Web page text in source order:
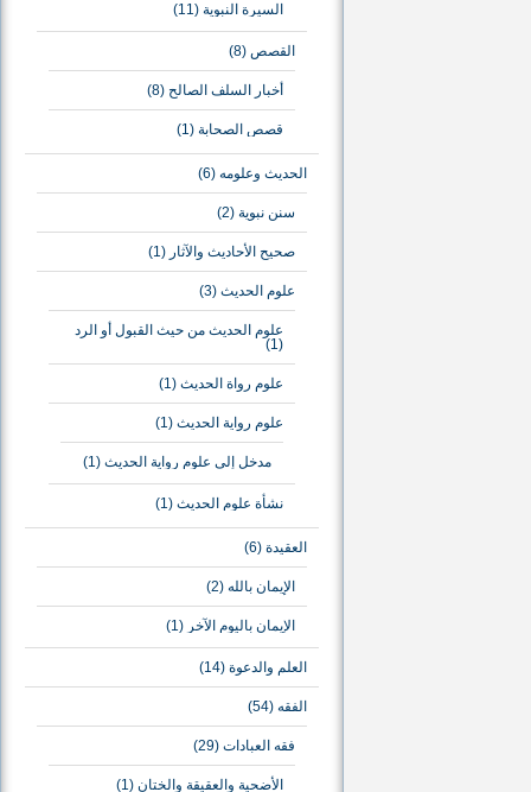
السيرة النبوية(11)
القصص(8)
أخبار السلف الصالح(8)
قصص الصحابة(1)
الحديث وعلومه(6)
سنن نبوية(2)
صحيح الأحاديث والآثار (1)
علوم الحديث(3)
علوم الحديث من حيث القبول أو الرد
علوم رواة الحديث(1)
علوم رواية الحديث(1)
مدخل إلى علوم رواية الحديث(1)
نشأة علوم الحديث(1)
العقيدة(6)
الإيمان بالله(2)
الإيمان باليوم الآخر (1)
العلم والدعوة(14)
الفقه(54)
فقه العبادات(29)
الأضحية والعقيقة والختان(1)